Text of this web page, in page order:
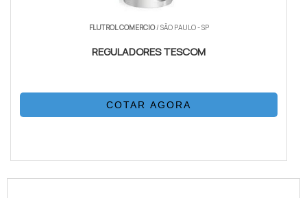
FLUTROL COMERCIO/ SÃO PAULO - SP
REGULADORES TESCOM
COTAR AGORA